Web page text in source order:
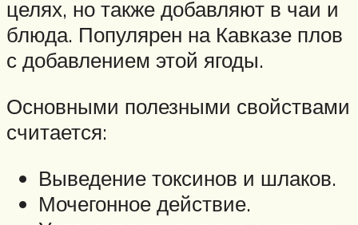
целях, но также добавляют в чаи и
блюда. Популярен на Кавказе плов
с добавлением этой ягоды.
Основными полезными свойствами
считается:
Выведение токсинов и шлаков.
Мочегонное действие.